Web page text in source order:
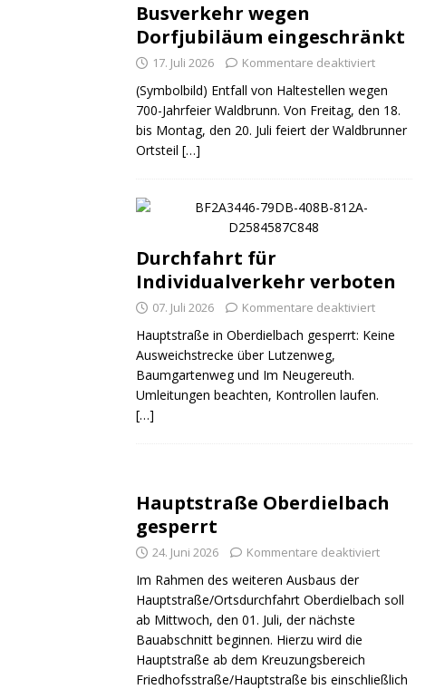
Busverkehr wegen
Dorfjubiläum eingeschränkt
17. Juli 2026 Kommentare deaktiviert
(Symbolbild) Entfall von Haltestellen wegen
700-Jahrfeier Waldbrunn. Von Freitag, den 18.
bis Montag, den 20. Juli feiert der Waldbrunner
Ortsteil […]
Durchfahrt für
Individualverkehr verboten
07. Juli 2026 Kommentare deaktiviert
Hauptstraße in Oberdielbach gesperrt: Keine
Ausweichstrecke über Lutzenweg,
Baumgartenweg und Im Neugereuth.
Umleitungen beachten, Kontrollen laufen.
[…]
Hauptstraße Oberdielbach
gesperrt
24. Juni 2026 Kommentare deaktiviert
Im Rahmen des weiteren Ausbaus der
Hauptstraße/Ortsdurchfahrt Oberdielbach soll
ab Mittwoch, den 01. Juli, der nächste
Bauabschnitt beginnen. Hierzu wird die
Hauptstraße ab dem Kreuzungsbereich
Friedhofsstraße/Hauptstraße bis einschließlich